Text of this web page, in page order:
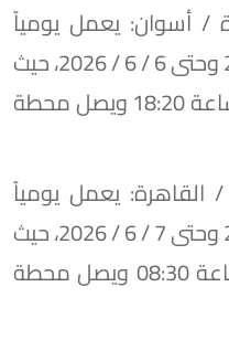
/ أسوان: يعمل يومياً
خلال الفترة من 21 / 5 / 2026 وحتى 6 / 6 / 2026، حيث
يقوم من محطة القاهرة الساعة 18:20 ويصل محطة
/ القاهرة: يعمل يومياً
خلال الفترة من 22 / 5 / 2026 وحتى 7 / 6 / 2026، حيث
يقوم من محطة أسوان الساعة 08:30 ويصل محطة